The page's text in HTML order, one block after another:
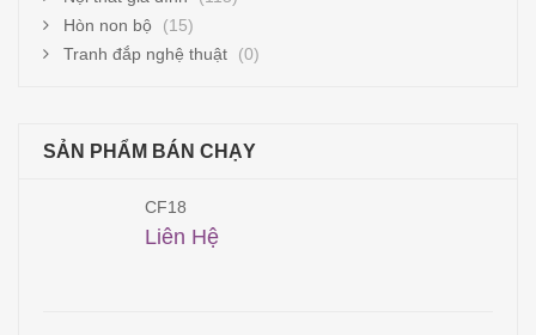
Hòn non bộ
(15)
Tranh đắp nghệ thuật
(0)
SẢN PHẨM BÁN CHẠY
CF18
Liên Hệ